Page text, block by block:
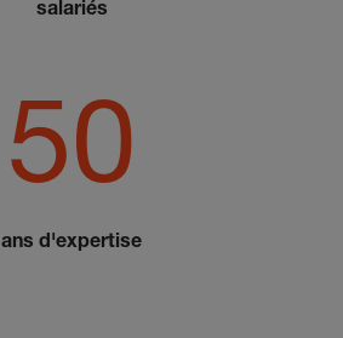
salariés
50
ans d'expertise